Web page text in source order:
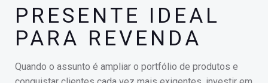
PRESENTE IDEAL
PARA REVENDA
Quando o assunto é ampliar o portfólio de produtos e